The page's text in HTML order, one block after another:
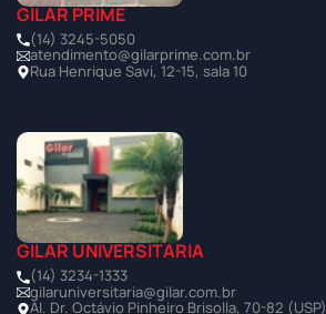
GILAR PRIME
(14) 3245-5050
atendimento@gilarprime.com.br
Rua Henrique Savi, 12-15, sala 10
GILAR UNIVERSITÁRIA
(14) 3234-1333
gilaruniversitaria@gilar.com.br
Al. Dr. Octávio Pinheiro Brisolla, 70-82 (USP)